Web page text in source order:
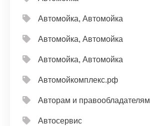
Автомойка, Автомойка
Автомойка, Автомойка
Автомойка, Автомойка
Автомойкомплекс.рф
Авторам и правообладателям
Автосервис